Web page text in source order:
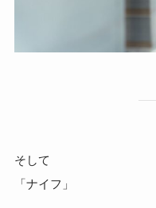
そして
「ナイフ」